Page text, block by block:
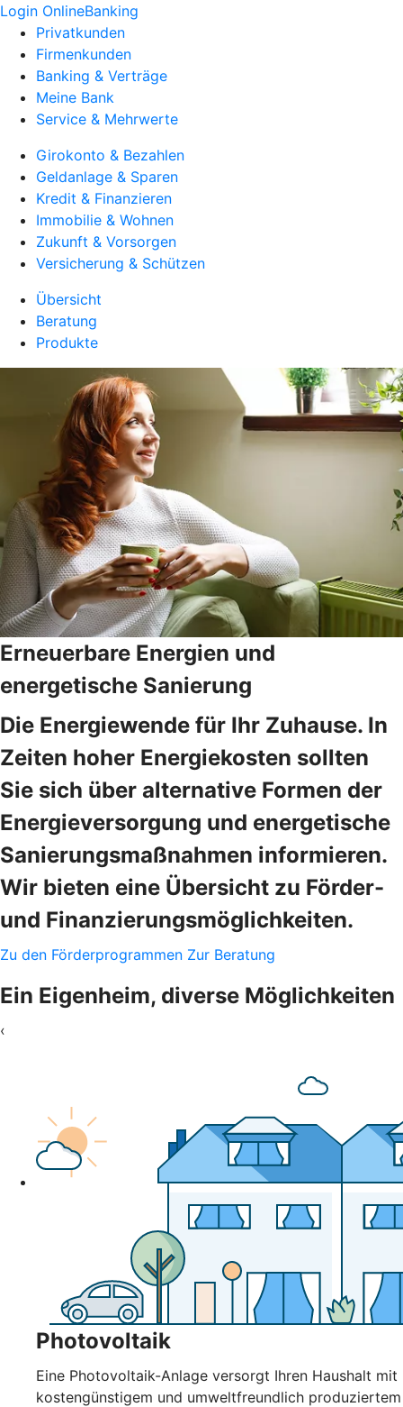
Login OnlineBanking
Privatkunden
Firmenkunden
Banking & Verträge
Meine Bank
Service & Mehrwerte
Girokonto & Bezahlen
Geldanlage & Sparen
Kredit & Finanzieren
Immobilie & Wohnen
Zukunft & Vorsorgen
Versicherung & Schützen
Übersicht
Beratung
Produkte
Erneuerbare Energien und
energetische Sanierung
Die Energiewende für Ihr Zuhause. In
Zeiten hoher Energiekosten sollten
Sie sich über alternative Formen der
Energieversorgung und energetische
Sanierungsmaßnahmen informieren.
Wir bieten eine Übersicht zu Förder-
und Finanzierungsmöglichkeiten.
Zu den Förderprogrammen Zur Beratung
Ein Eigenheim, diverse Möglichkeiten
‹
Photovoltaik
Eine Photovoltaik-Anlage versorgt Ihren Haushalt mit
kostengünstigem und umweltfreundlich produziertem